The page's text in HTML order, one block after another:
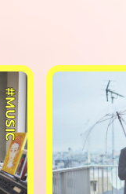
#MUSIC